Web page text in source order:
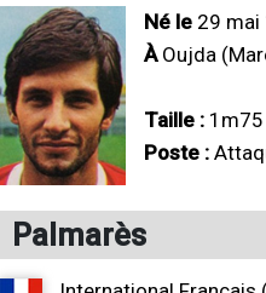
Né le 29 mai
ÀOujda
Taille : 1m75
Poste :
Palmarès